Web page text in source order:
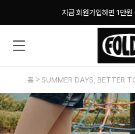
지금 회원가입하면 1만
홈 SUMMER DAYS, BETTER